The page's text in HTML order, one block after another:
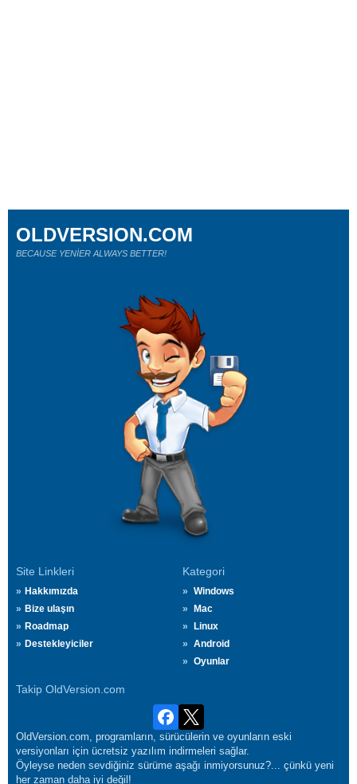
Site Linkleri
Hakkımızda
Bize ulaşın
Roadmap
Destekleyiciler
Kategori
Windows
Mac
Linux
Android
Oyunlar
Takip OldVersion.com
OLDVERSION.COM
BECAUSE YENİER ALWAYS BETTER!
OldVersion.com, programların, sürücülerin ve oyunların eski
versiyonları için ücretsiz yazılım indirmeleri sağlar.
Öyleyse neden sevdiğiniz sürüme aşağı inmiyorsunuz?... çünkü yeni
her zaman daha iyi değil!